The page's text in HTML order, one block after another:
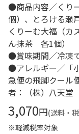
●商品内容／くり
個）、とろける瀬
くりーむ大福（カ
ん抹茶 各1個）
●賞味期間／冷凍
●アレルギー／「
急便の飛脚クール
者：（株）八天堂
3,070円(送料・
※軽減税率対象